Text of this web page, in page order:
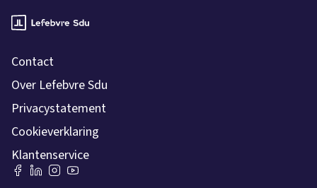
Contact
Over Lefebvre Sdu
Privacystatement
Cookieverklaring
Klantenservice